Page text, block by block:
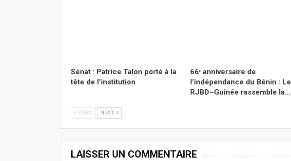
Sénat : Patrice Talon porté à la
tête de l’institution
66ᵉ anniversaire de
l’indépendance du Bénin : Le
RJBD–Guinée rassemble la…
PREV NEXT
LAISSER UN COMMENTAIRE